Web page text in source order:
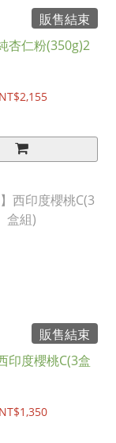
販售結束
杏仁粉(350g)2
販售結束
印度櫻桃C(3盒